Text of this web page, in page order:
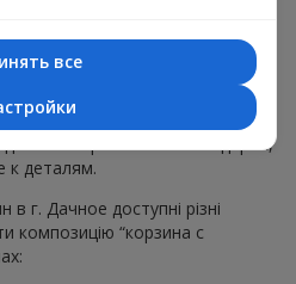
— натуральные формы,
— роскошные корзины для
— оригинальный подарок,
к деталям.
г. Дачное доступні різні
композицію “корзина с
все